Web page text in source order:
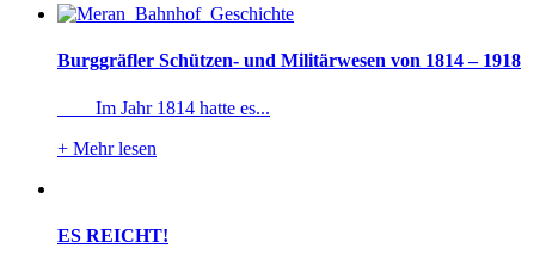
Burggräfler Schützen- und Militärwesen von 1814 – 1918
Im Jahr 1814 hatte es...
+ Mehr lesen
ES REICHT!